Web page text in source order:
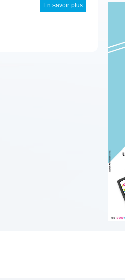
En savoir plus